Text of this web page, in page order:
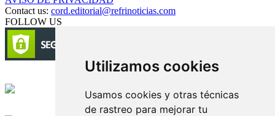
Utilizamos cookies
Usamos cookies y otras técnicas
de rastreo para mejorar tu
Contact us: cord.editorial@refrinoticias.com
FOLLOW US